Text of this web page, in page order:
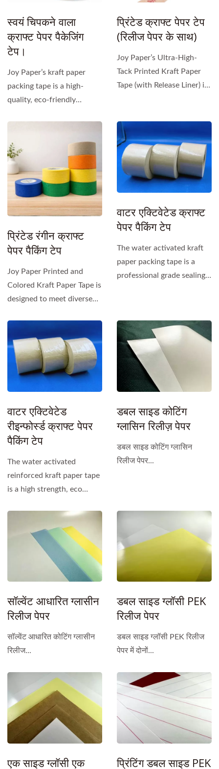
स्वयं चिपकने वाला
क्राफ्ट पेपर पैकेजिंग
टेप।
Joy Paper’s kraft paper
packing tape is a high-
quality, eco-friendly
प्रिंटेड क्राफ्ट पेपर टेप
(रिलीज पेपर के साथ)
Joy Paper’s Ultra-High-
Tack Printed Kraft Paper
Tape (with Release Liner) is
प्रिंटेड रंगीन क्राफ्ट
पेपर पैकिंग टेप
Joy Paper Printed and
Colored Kraft Paper Tape is
designed to meet diverse
वाटर एक्टिवेटेड क्राफ्ट
पेपर पैकिंग टेप
The water activated kraft
paper packing tape is a
professional grade sealing
वाटर एक्टिवेटेड
रीइन्फोर्स्ड क्राफ्ट पेपर
पैकिंग टेप
The water activated
reinforced kraft paper tape
is a high strength, eco
डबल साइड कोटिंग
ग्लासिन रिलीज़ पेपर
डबल साइड कोटिंग ग्लासिन
रिलीज पेपर...
सॉल्वेंट आधारित ग्लासीन
रिलीज पेपर
सॉल्वेंट आधारित कोटिंग ग्लासीन
रिलीज...
डबल साइड ग्लॉसी PEK
रिलीज पेपर
डबल साइड ग्लॉसी PEK रिलीज
पेपर में दोनों...
एक साइड ग्लॉसी एक प्रिंटिंग डबल साइड PEK